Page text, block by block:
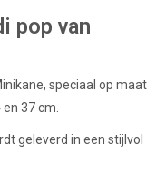
pop van
speciaal op maat
37 cm.
geleverd in een stijlvol